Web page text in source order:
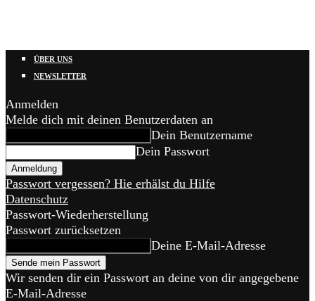
ÜBER UNS
NEWSLETTER
Anmelden
Melde dich mit deinen Benutzerdaten an
Dein Benutzername
Dein Passwort
Passwort vergessen? Hie erhälst du Hilfe
Datenschutz
Passwort-Wiederherstellung
Passwort zurücksetzen
Deine E-Mail-Adresse
Wir senden dir ein Passwort an deine von dir angegebene
E-Mail-Adresse